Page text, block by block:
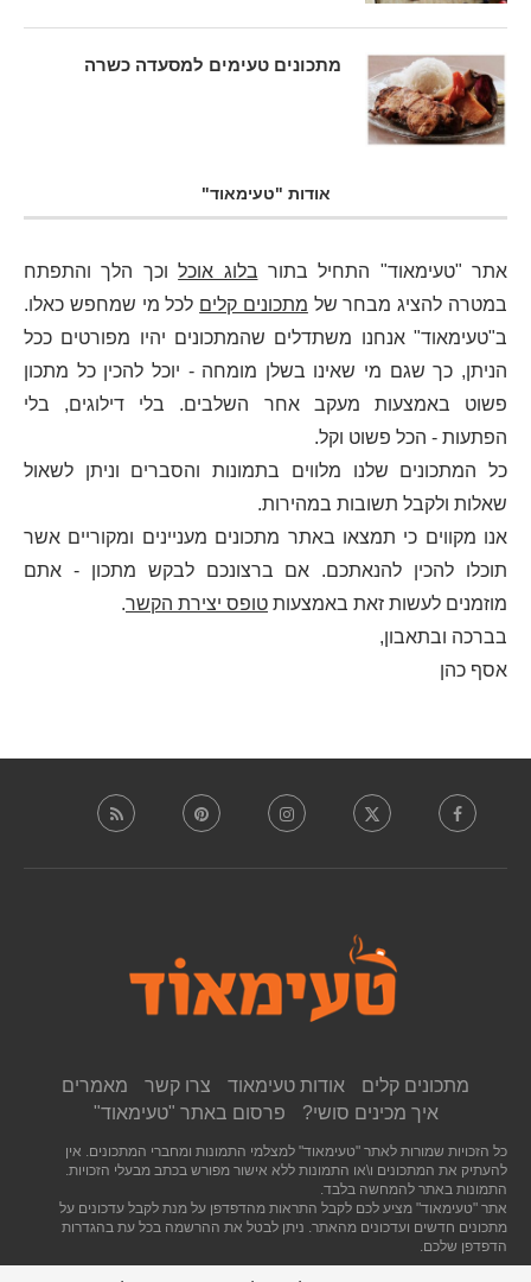
מתכונים טעימים למסעדה כשרה
אודות "טעימאוד"
אתר "טעימאוד" התחיל בתור בלוג אוכלוכך הלך והתפתח
במטרה להציג מבחר של מתכונים קלים לכל מי שמחפש כאלו.
ב"טעימאוד" אנחנו משתדלים שהמתכונים יהיו מפורטים ככל
הניתן, כך שגם מי שאינו בשלן מומחה - יוכל להכין כל מתכון
פשוט באמצעות מעקב אחר השלבים. בלי דילוגים, בלי
הפתעות - הכל פשוט וקל.
כל המתכונים שלנו מלווים בתמונות והסברים וניתן לשאול
שאלות ולקבל תשובות במהירות.
אנו מקווים כי תמצאו באתר מתכונים מעניינים ומקוריים אשר
תוכלו להכין להנאתכם. אם ברצונכם לבקש מתכון - אתם
מוזמנים לעשות זאת באמצעות טופס יצירת הקשר.
בברכה ובתאבון,
אסף כהן
מתכונים קלים אודות טעימאוד צרו קשר
מאמרים
איך מכינים סושי?
פרסום באתר "טעימאוד"
כל הזכויות שמורות לאתר "טעימאוד" למצלמי התמונות ומחברי המתכונים. אין
להעתיק את המתכונים ו\או התמונות ללא אישור מפורש בכתב מבעלי הזכויות.
התמונות באתר להמחשה בלבד.
אתר "טעימאוד" מציע לכם לקבל התראות מהדפדפן על מנת לקבל עדכונים על
מתכונים חדשים ועדכונים מהאתר. ניתן לבטל את ההרשמה בכל עת בהגדרות
הדפדפן שלכם.